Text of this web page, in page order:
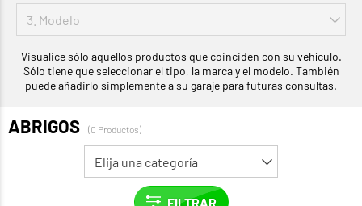
Visualice sólo aquellos productos que coinciden con su vehículo.
Sólo tiene que seleccionar el tipo, la marca y el modelo. También
puede añadirlo simplemente a su garaje para futuras consultas.
ABRIGOS (0 Productos)